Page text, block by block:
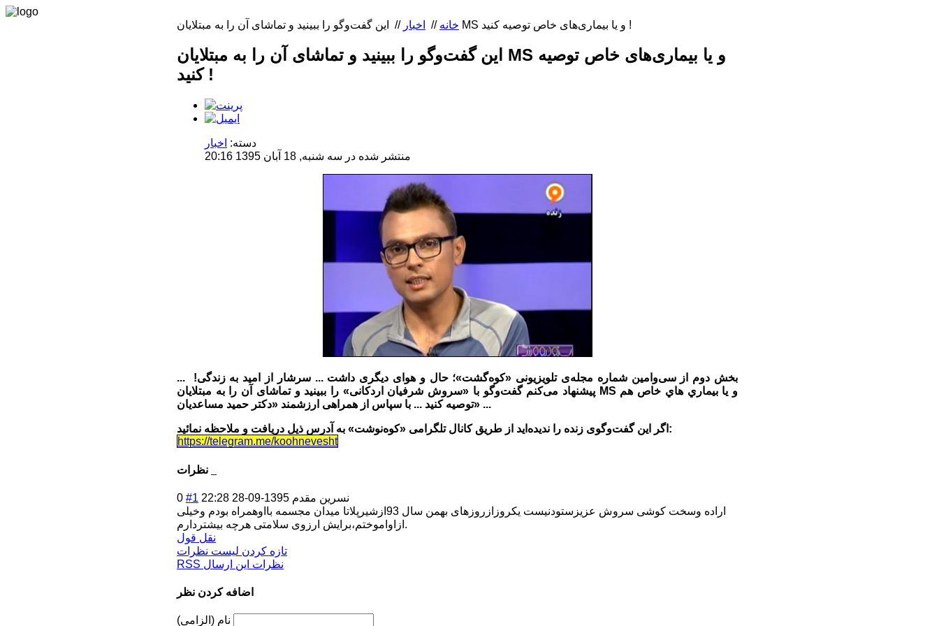
خانه // اخبار // اين گفت‌وگو را ببينيد و تماشای آن را به مبتلايان MS و يا بيماری‌های خاص توصیه کنید !
اين گفت‌وگو را ببينيد و تماشای آن را به مبتلايان MS و يا بيماری‌های خاص توصیه
کنید !
دسته: اخبار
منتشر شده در سه شنبه, 18 آبان 1395 20:16
بخش دوم از سی‌وامین شماره مجله‌ی تلویزیونی «کوه‌گشت»؛ حال و هوای دیگری داشت ... سرشار از امید به زندگی! ...
پیشنهاد می‌کنم گفت‌وگو با «سروش شرفیان اردکانی» را ببينيد و تماشای آن را به مبتلايان MS و يا بيماري هاي خاص هم
توصیه کنید ... با سپاس از همراهی ارزشمند «دکتر حمید مساعدیان» ...
اگر این گفت‌وگوی زنده را ندیده‌اید از طریق کانال تلگرامی «کوه‌نوشت»‌ به آدرس ذیل دریافت و ملاحظه نمائید:
https://telegram.me/koohnevesht
0 #1 نسرین مقدم 1395-09-28 22:28
اراده وسخت کوشی سروش عزیزستودنیست یکروزازروزهای بهمن سال 93ازشیرپلاتا میدان مجسمه بااوهمراه بودم وخیلی
ازاواموختم،برایش ارزوی سلامتی هرچه بیشتردارم.
نقل قول
تازه کردن لیست نظرات
RSS نظرات این ارسال
اضافه کردن نظر
نام (الزامی)